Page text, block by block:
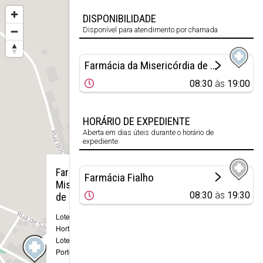
Farmácia da
Misericórdia
de Portel
Loteamento
Horta da Cruz,
Lote 1
Portel
DISPONIBILIDADE
Disponível para atendimento por chamada
Farmácia da Misericórdia de Portel
08:30 às 19:00
HORÁRIO DE EXPEDIENTE
Aberta em dias úteis durante o horário de
expediente
Farmácia Fialho
08:30 às 19:30